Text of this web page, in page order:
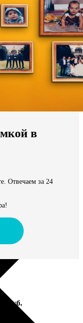
в
Отвечаем за 24
руб.